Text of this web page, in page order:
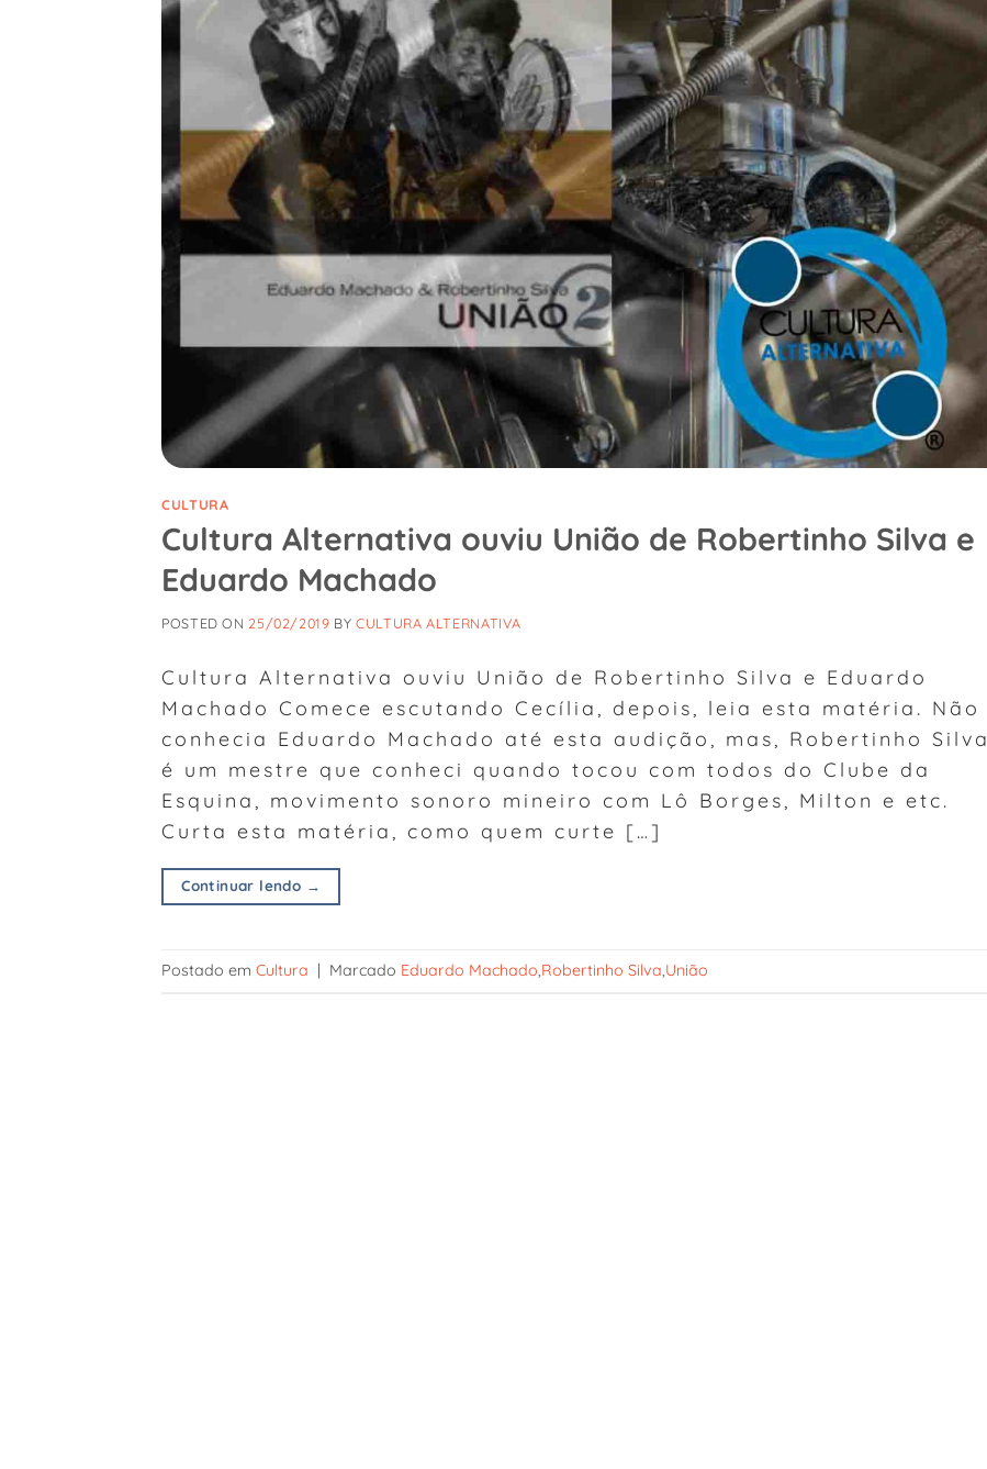
CULTURA
Cultura Alternativa ouviu União de Robertinho Silva e
Eduardo Machado
POSTED ON 25/02/2019 BYCULTURA ALTERNATIVA
Cultura Alternativa ouviu União de Robertinho Silva e Eduardo
Machado Comece escutando Cecília, depois, leia esta matéria. Não
conhecia Eduardo Machado até esta audição, mas, Robertinho Silva
é um mestre que conheci quando tocou com todos do Clube da
Esquina, movimento sonoro mineiro com Lô Borges, Milton e etc.
Curta esta matéria, como quem curte […]
Continuar lendo →
Postado em Cultura | Marcado Eduardo Machado,Robertinho Silva,União